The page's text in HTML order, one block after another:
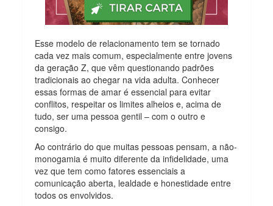
Esse modelo de relacionamento tem se tornado
cada vez mais comum, especialmente entre jovens
da geração Z, que vêm questionando padrões
tradicionais ao chegar na vida adulta. Conhecer
essas formas de amar é essencial para evitar
conflitos, respeitar os limites alheios e, acima de
tudo, ser uma pessoa gentil – com o outro e
consigo.
Ao contrário do que muitas pessoas pensam, a não-
monogamia é muito diferente da infidelidade, uma
vez que tem como fatores essenciais a
comunicação aberta, lealdade e honestidade entre
todos os envolvidos.